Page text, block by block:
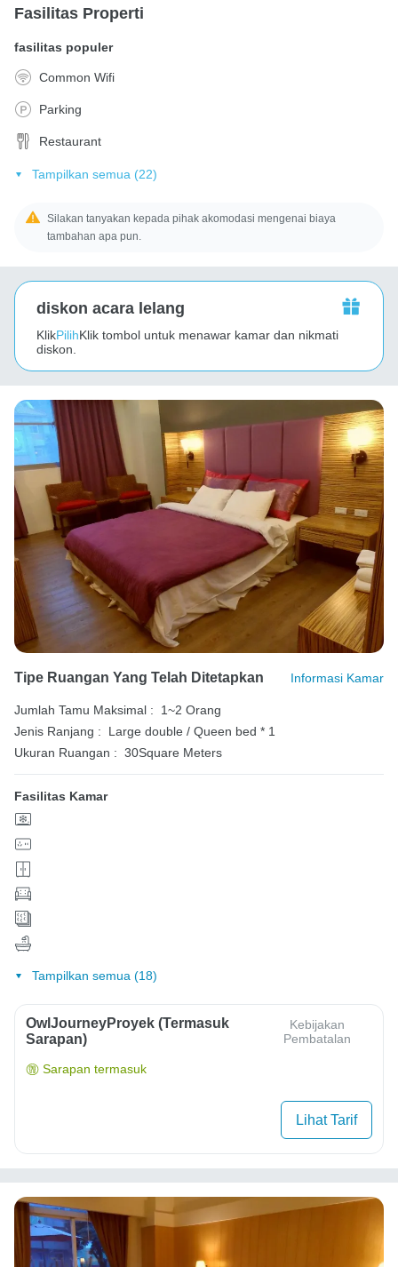
Fasilitas Properti
fasilitas populer
Common Wifi
Parking
Restaurant
Tampilkan semua (22)
Silakan tanyakan kepada pihak akomodasi mengenai biaya
tambahan apa pun.
diskon acara lelang
KlikPilihKlik tombol untuk menawar kamar dan nikmati
diskon.
Tipe Ruangan Yang Telah Ditetapkan Informasi Kamar
Jumlah Tamu Maksimal :
1~2 Orang
Jenis Ranjang :
Large double / Queen bed * 1
Ukuran Ruangan : 30Square Meters
Fasilitas Kamar
Tampilkan semua (18)
OwlJourneyProyek (Termasuk
Sarapan)
Kebijakan
Pembatalan
Sarapan termasuk
Lihat Tarif